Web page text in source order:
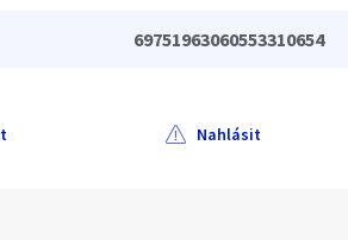
69751963060553310654
Nahlásit